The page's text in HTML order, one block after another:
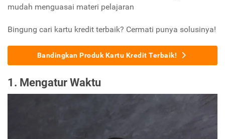
mudah menguasai materi pelajaran
Bingung cari kartu kredit terbaik? Cermati punya solusinya!
Bandingkan Produk Kartu Kredit Terbaik!
1. Mengatur Waktu